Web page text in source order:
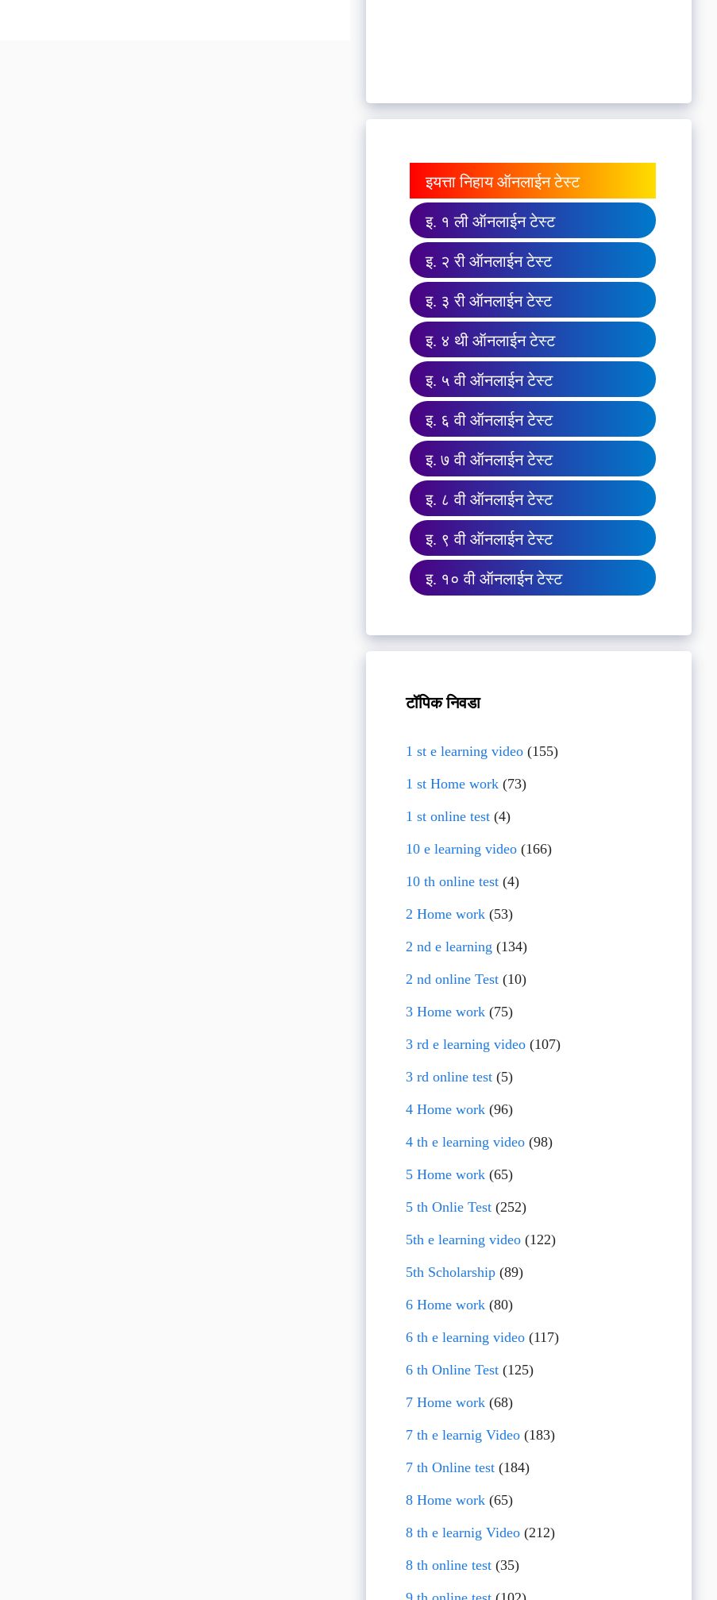
इयत्ता निहाय ऑनलाईन टेस्ट
इ. १ ली ऑनलाईन टेस्ट
इ. २ री ऑनलाईन टेस्ट
इ. ३ री ऑनलाईन टेस्ट
इ. ४ थी ऑनलाईन टेस्ट
इ. ५ वी ऑनलाईन टेस्ट
इ. ६ वी ऑनलाईन टेस्ट
इ. ७ वी ऑनलाईन टेस्ट
इ. ८ वी ऑनलाईन टेस्ट
इ. ९ वी ऑनलाईन टेस्ट
इ. १० वी ऑनलाईन टेस्ट
टॉपिक निवडा
1 st e learning video(155)
1 st Home work(73)
1 st online test(4)
10 e learning video(166)
10 th online test(4)
2 Home work(53)
2 nd e learning (134)
2 nd online Test(10)
3 Home work(75)
3 rd e learning video(107)
3 rd online test(5)
4 Home work(96)
4 th e learning video(98)
5 Home work(65)
5 th Onlie Test(252)
5th e learning video(122)
5th Scholarship(89)
6 Home work(80)
6 th e learning video(117)
6 th Online Test(125)
7 Home work(68)
7 th e learnig Video(183)
7 th Online test(184)
8 Home work(65)
8 th e learnig Video(212)
8 th online test(35)